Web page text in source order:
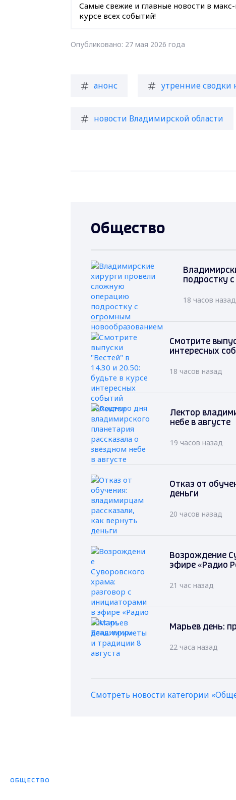
Самые свежие и главные новости в макс-
курсе всех событий!
Опубликовано: 27 мая 2026 года
анонс утренние сводки
новости Владимирской области
Общество
подростку
18 часов назад
Смотрите
интересных
18 часов назад
Лектор
небе в августе
19 часов назад
Отказ от
деньги
20 часов назад
Возрождение
эфире «Радио
21 час назад
Марьев день:
22 часа назад
Смотреть новости категории
ОБЩЕСТВО